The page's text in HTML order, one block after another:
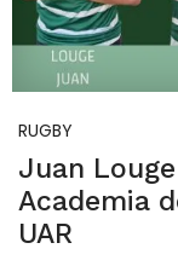
RUGBY
Juan
Academia
UAR